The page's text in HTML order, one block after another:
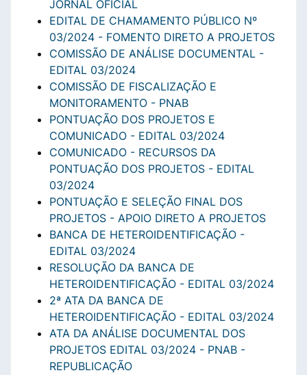
JORNAL OFICIAL
EDITAL DE CHAMAMENTO PÚBLICO Nº
03/2024 - FOMENTO DIRETO A PROJETOS
COMISSÃO DE ANÁLISE DOCUMENTAL -
EDITAL 03/2024
COMISSÃO DE FISCALIZAÇÃO E
MONITORAMENTO - PNAB
PONTUAÇÃO DOS PROJETOS E
COMUNICADO - EDITAL 03/2024
COMUNICADO - RECURSOS DA
PONTUAÇÃO DOS PROJETOS - EDITAL
03/2024
PONTUAÇÃO E SELEÇÃO FINAL DOS
PROJETOS - APOIO DIRETO A PROJETOS
BANCA DE HETEROIDENTIFICAÇÃO -
EDITAL 03/2024
RESOLUÇÃO DA BANCA DE
HETEROIDENTIFICAÇÃO - EDITAL 03/2024
2ª ATA DA BANCA DE
HETEROIDENTIFICAÇÃO - EDITAL 03/2024
ATA DA ANÁLISE DOCUMENTAL DOS
PROJETOS EDITAL 03/2024 - PNAB -
REPUBLICAÇÃO